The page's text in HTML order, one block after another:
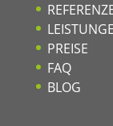
PREISE
FAQ
BLOG